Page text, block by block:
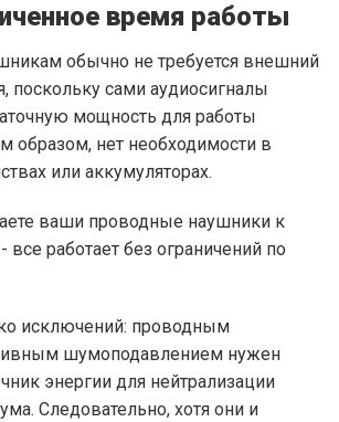
время работы
обычно не требуется внешний
поскольку сами аудиосигналы
мощность для работы
образом, нет необходимости в
или аккумуляторах.
ваши проводные наушники к
все работает без ограничений по
исключений: проводным
шумоподавлением нужен
энергии для нейтрализации
Следовательно, хотя они и